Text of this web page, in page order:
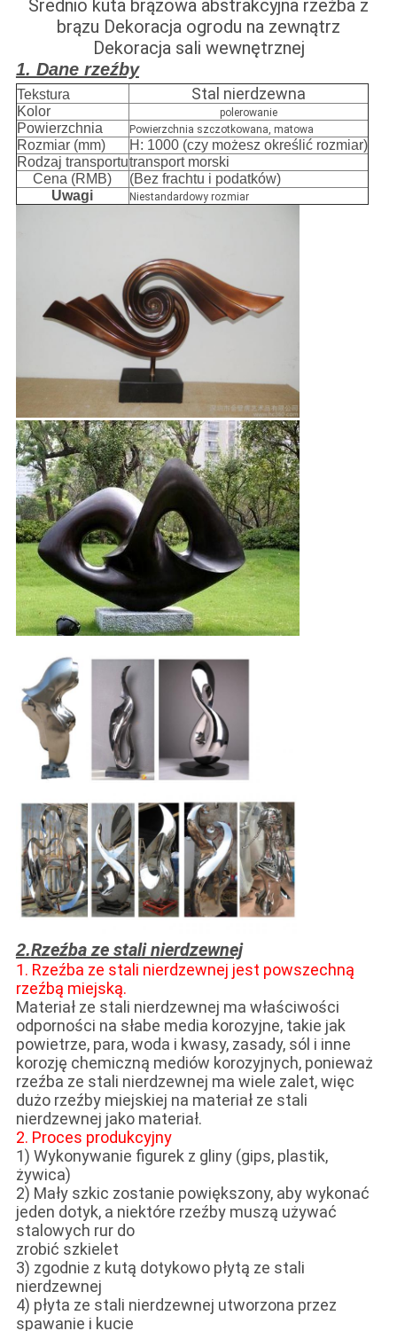
Średnio kuta brązowa abstrakcyjna rzeźba z
brązu Dekoracja ogrodu na zewnątrz
Dekoracja sali wewnętrznej
1. Dane rzeźby
Tekstura Stal nierdzewna
Kolor polerowanie
Powierzchnia Powierzchnia szczotkowana, matowa
Rozmiar (mm)
H: 1000 (czy możesz określić rozmiar)
Rodzaj transportutransport morski
Cena (RMB)
(Bez frachtu i podatków)
Uwagi
Niestandardowy rozmiar
2.Rzeźba ze stali nierdzewnej
1. Rzeźba ze stali nierdzewnej jest powszechną
rzeźbą miejską.
Materiał ze stali nierdzewnej ma właściwości
odporności na słabe media korozyjne, takie jak
powietrze, para, woda i kwasy, zasady, sól i inne
korozję chemiczną mediów korozyjnych, ponieważ
rzeźba ze stali nierdzewnej ma wiele zalet, więc
dużo rzeźby miejskiej na materiał ze stali
nierdzewnej jako materiał.
2. Proces produkcyjny
1) Wykonywanie figurek z gliny (gips, plastik,
żywica)
2) Mały szkic zostanie powiększony, aby wykonać
jeden dotyk, a niektóre rzeźby muszą używać
stalowych rur do
zrobić szkielet
3) zgodnie z kutą dotykowo płytą ze stali
nierdzewnej
4) płyta ze stali nierdzewnej utworzona przez
spawanie i kucie